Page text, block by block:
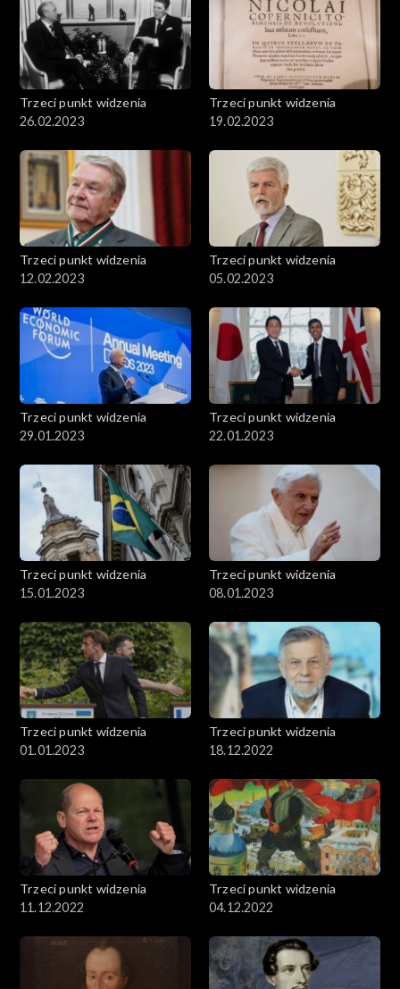
Trzeci punkt widzenia
26.02.2023
Trzeci punkt widzenia
19.02.2023
Trzeci punkt widzenia
12.02.2023
Trzeci punkt widzenia
05.02.2023
Trzeci punkt widzenia
29.01.2023
Trzeci punkt widzenia
22.01.2023
Trzeci punkt widzenia
15.01.2023
Trzeci punkt widzenia
08.01.2023
Trzeci punkt widzenia
01.01.2023
Trzeci punkt widzenia
18.12.2022
Trzeci punkt widzenia
11.12.2022
Trzeci punkt widzenia
04.12.2022